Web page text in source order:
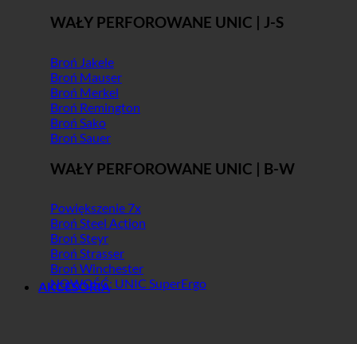
WAŁY PERFOROWANE UNIC | J-S
Broń Jakele
Broń Mauser
Broń Merkel
Broń Remington
Broń Sako
Broń Sauer
WAŁY PERFOROWANE UNIC | B-W
Powiększenie 7x
Broń Steel Action
Broń Steyr
Broń Strasser
Broń Winchester
NOWOŚĆ: UNIC SuperErgo
AKCESORIA